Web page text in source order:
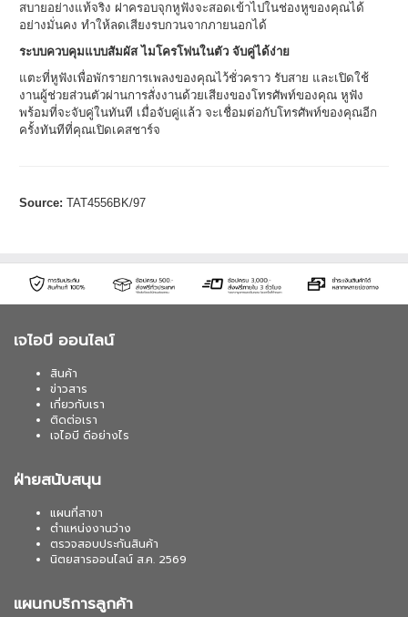
สบายอย่างแท้จริง ฝาครอบจุกหูฟังจะสอดเข้าไปในช่องหูของคุณได้
อย่างมั่นคง ทำให้ลดเสียงรบกวนจากภายนอกได้
ระบบควบคุมแบบสัมผัส ไมโครโฟนในตัว จับคู่ได้ง่าย
แตะที่หูฟังเพื่อพักรายการเพลงของคุณไว้ชั่วคราว รับสาย และเปิดใช้
งานผู้ช่วยส่วนตัวผ่านการสั่งงานด้วยเสียงของโทรศัพท์ของคุณ หูฟัง
พร้อมที่จะจับคู่ในทันที เมื่อจับคู่แล้ว จะเชื่อมต่อกับโทรศัพท์ของคุณอีก
ครั้งทันทีที่คุณเปิดเคสชาร์จ
Source: TAT4556BK/97
เจไอบี ออนไลน์
สินค้า
ข่าวสาร
เกี่ยวกับเรา
ติดต่อเรา
เจไอบี ดีอย่างไร
ฝ่ายสนับสนุน
แผนที่สาขา
ตำแหน่งงานว่าง
ตรวจสอบประกันสินค้า
นิตยสารออนไลน์ ส.ค. 2569
แผนกบริการลูกค้า